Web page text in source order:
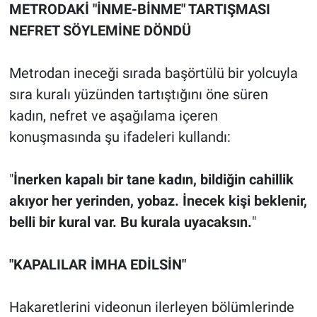
METRODAKİ "İNME-BİNME" TARTIŞMASI
NEFRET SÖYLEMİNE DÖNDÜ
Metrodan ineceği sırada başörtülü bir yolcuyla
sıra kuralı yüzünden tartıştığını öne süren
kadın, nefret ve aşağılama içeren
konuşmasında şu ifadeleri kullandı:
"İnerken kapalı bir tane kadın, bildiğin cahillik
akıyor her yerinden, yobaz. İnecek kişi beklenir,
belli bir kural var. Bu kurala uyacaksın."
"KAPALILAR İMHA EDİLSİN"
Hakaretlerini videonun ilerleyen bölümlerinde